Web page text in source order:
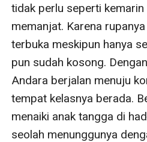
tidak perlu seperti kemarin
memanjat. Karena
terbuka meskipun hanya
pun sudah kosong.
Andara berjalan menuju
tempat kelasnya berada.
menaiki anak tangga di
seolah menunggunya